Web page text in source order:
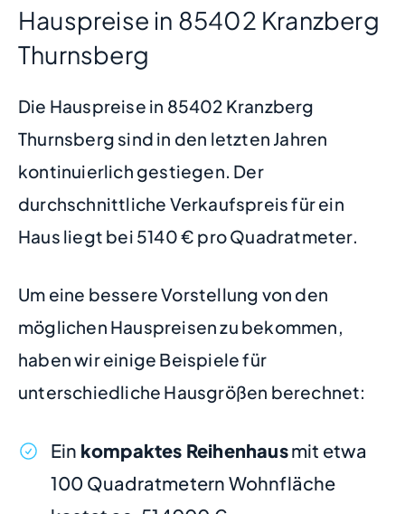
Hauspreise in 85402 Kranzberg
Thurnsberg
Die Hauspreise in 85402 Kranzberg
Thurnsberg sind in den letzten Jahren
kontinuierlich gestiegen. Der
durchschnittliche Verkaufspreis für ein
Haus liegt bei 5140 € pro Quadratmeter.
Um eine bessere Vorstellung von den
möglichen Hauspreisen zu bekommen,
haben wir einige Beispiele für
unterschiedliche Hausgrößen berechnet:
Ein kompaktes Reihenhausmit etwa
100 Quadratmetern Wohnfläche